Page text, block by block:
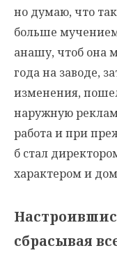
но думаю, что
больше
анашу, чтоб она
года на заводе,
изменения,
наружную
работа и при
б стал
характером и
сбрасывая